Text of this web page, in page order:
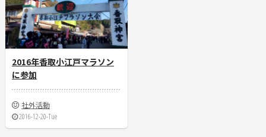
2016年香取小江戸マラソン
に参加
社外活動
2016-12-20-Tue